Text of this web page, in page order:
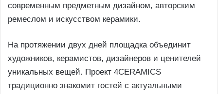
современным предметным дизайном, авторским
ремеслом и искусством керамики.
На протяжении двух дней площадка объединит
художников, керамистов, дизайнеров и ценителей
уникальных вещей. Проект 4CERAMICS
традиционно знакомит гостей с актуальными